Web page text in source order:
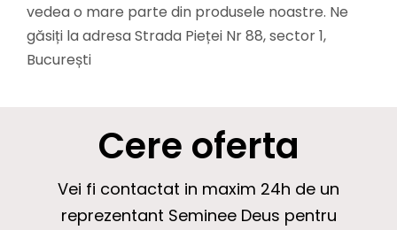
vedea o mare parte din produsele noastre. Ne
găsiți la adresa Strada Pieței Nr 88, sector 1,
București
Cere oferta
Vei fi contactat in maxim 24h de un
reprezentant Seminee Deus pentru